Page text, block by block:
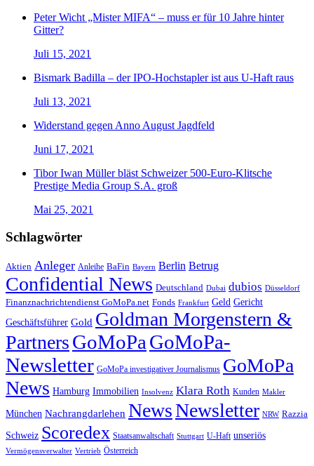
Peter Wicht „Mister MIFA“ – muss er für 10 Jahre hinter
Gitter?
Juli 15, 2021
Bismark Badilla – der IPO-Hochstapler ist aus U-Haft raus
Juli 13, 2021
Widerstand gegen Anno August Jagdfeld
Juni 17, 2021
Tibor Iwan Müller bläst Schweizer 500-Euro-Klitsche
Prestige Media Group S.A. groß
Mai 25, 2021
Schlagwörter
Aktien Anleger Anleihe BaFin Bayern Berlin Betrug
Confidential News Deutschland Dubai dubios Düsseldorf
Finanznachrichtendienst GoMoPa.net Fonds Frankfurt Geld Gericht
Geschäftsführer Gold Goldman Morgenstern &
PartnersGoMoPa GoMoPa-
Newsletter GoMoPa investigativer Journalismus GoMoPa
News Hamburg Immobilien Insolvenz Klara Roth Kunden Makler
München Nachrangdarlehen NewsNewsletter NRW Razzia
Schweiz Scoredex Staatsanwaltschaft Stuttgart U-Haft unseriös
Vermögensverwalter Vertrieb Österreich